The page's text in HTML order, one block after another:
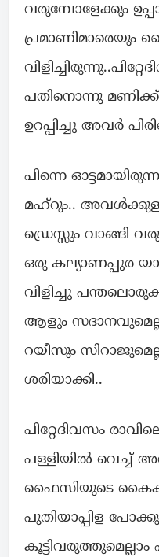
വരുമ്പോളേക്കും
പ്രമാണിമാരെയും
പതിനൊന്നു
ഉറപ്പിച്ചു അവർ
പിന്നെ
മഹ്റും..
ഡ്രെസ്സും വാങ്ങി
ഒരു കല്യാണപ്പുര
വിളിച്ചു
ആളും
റയീസും
ശരിയാക്കി..
പിറ്റേദിവസം
പള്ളിയിൽ വെച്ച്
ഫൈസിയുടെ
പുതിയാപ്പിള